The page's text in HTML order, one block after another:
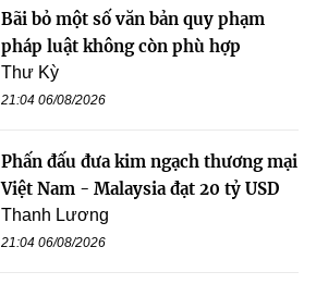
Bãi bỏ một số văn bản quy phạm
pháp luật không còn phù hợp
Thư Kỳ
21:04 06/08/2026
Phấn đấu đưa kim ngạch thương mại
Việt Nam - Malaysia đạt 20 tỷ USD
Thanh Lương
21:04 06/08/2026